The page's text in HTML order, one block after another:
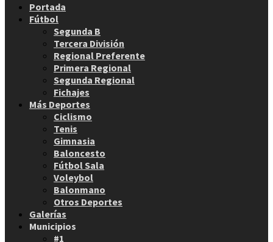
Portada
Fútbol
Segunda B
Tercera División
Regional Preferente
Primera Regional
Segunda Regional
Fichajes
Más Deportes
Ciclismo
Tenis
Gimnasia
Baloncesto
Fútbol Sala
Voleybol
Balonmano
Otros Deportes
Galerías
Municipios
#1